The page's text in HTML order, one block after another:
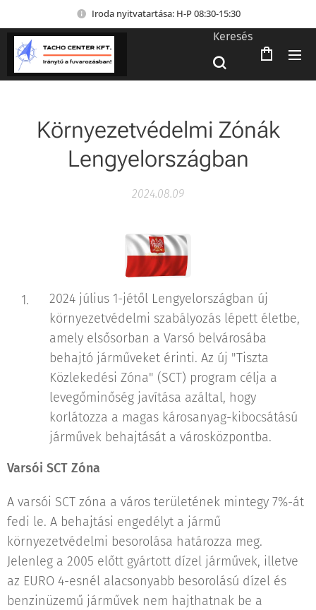
Iroda nyitvatartása: H-P 08:30-15:30
Keresés
Környezetvédelmi Zónák
Lengyelországban
2024.08.09
2024 július 1-jétől Lengyelországban új
környezetvédelmi szabályozás lépett életbe,
amely elsősorban a Varsó belvárosába
behajtó járműveket érinti. Az új "Tiszta
Közlekedési Zóna" (SCT) program célja a
levegőminőség javítása azáltal, hogy
korlátozza a magas károsanyag-kibocsátású
járművek behajtását a városközpontba.
Varsói SCT Zóna
A varsói SCT zóna a város területének mintegy 7%-át
fedi le. A behajtási engedélyt a jármű
környezetvédelmi besorolása határozza meg.
Jelenleg a 2005 előtt gyártott dízel járművek, illetve
az EURO 4-esnél alacsonyabb besorolású dízel és
benzinüzemű járművek nem hajthatnak be a